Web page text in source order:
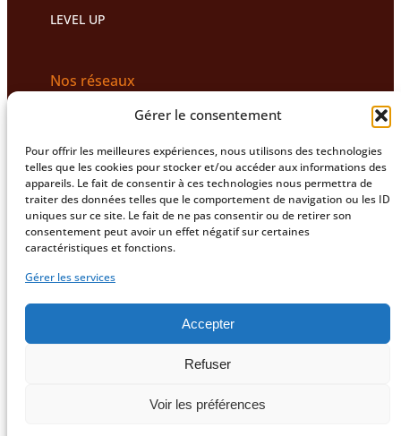
Gérer le consentement
Pour offrir les meilleures expériences, nous utilisons des technologies
telles que les cookies pour stocker et/ou accéder aux informations des
appareils. Le fait de consentir à ces technologies nous permettra de
traiter des données telles que le comportement de navigation ou les ID
uniques sur ce site. Le fait de ne pas consentir ou de retirer son
consentement peut avoir un effet négatif sur certaines
caractéristiques et fonctions.
Gérer les services
Accepter
Refuser
Voir les préférences
LEVEL UP
Nos réseaux
17, rue du Sec Arembault / 114, rue Pierre Mauroy 59800,
Lille (Parking des Tanneurs)
Follow Park – Mentions légales
confidentialité